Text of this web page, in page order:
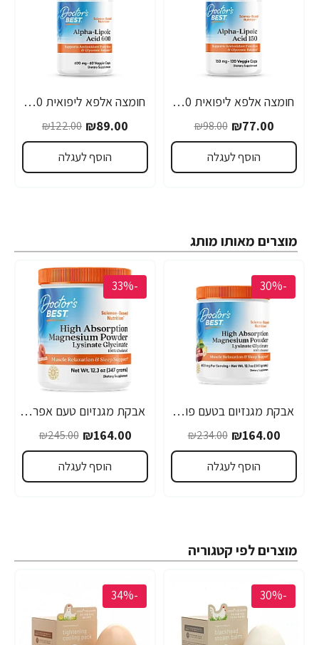
חומצה אלפא ליפואית 150 מ"ג - 120 כמוסות מבית Doctor's best
₪77.00
₪98.00
הוסף לעגלה
חומצה אלפא ליפואית 600 מ"ג - 60 כמוסות מבית Doctor's best
₪89.00
₪122.00
הוסף לעגלה
מוצרים מאותו מותג
-30%
אבקת מגנזיום בטעם פונץ' פירות 340 גרם - מבית Doctor's best
₪164.00
₪234.00
הוסף לעגלה
-33%
אבקת מגנזיום טעם אפרסק מתוק 347 גרם - מבית Doctor's best
₪164.00
₪245.00
הוסף לעגלה
מוצרים לפי קטגוריה
-30%
-34%